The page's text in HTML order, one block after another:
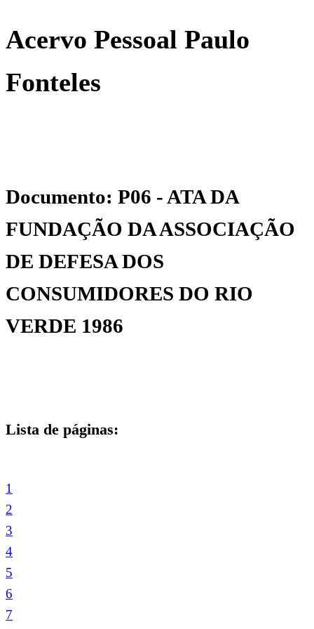
Acervo Pessoal Paulo
Fonteles
Documento: P06 - ATA DA
FUNDAÇÃO DA ASSOCIAÇÃO
DE DEFESA DOS
CONSUMIDORES DO RIO
VERDE 1986
Lista de páginas:
1
2
3
4
5
6
7